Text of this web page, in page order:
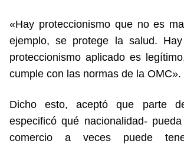
«Hay proteccionismo que no es
ejemplo, se protege la salud.
proteccionismo aplicado es
cumple con las normas de la OMC».
Dicho esto, aceptó que parte
especificó qué nacionalidad-
comercio a veces puede